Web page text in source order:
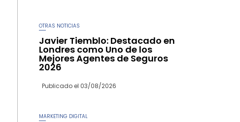
OTRAS NOTICIAS
Javier Tiemblo: Destacado en
Londres como Uno de los
Mejores Agentes de Seguros
2026
Publicado el 03/08/2026
MARKETING DIGITAL